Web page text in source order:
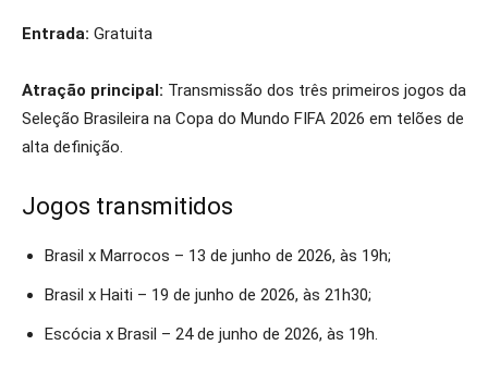
Entrada: Gratuita
Atração principal: Transmissão dos três primeiros jogos da
Seleção Brasileira na Copa do Mundo FIFA 2026 em telões de
alta definição.
Jogos transmitidos
Brasil x Marrocos – 13 de junho de 2026, às 19h;
Brasil x Haiti – 19 de junho de 2026, às 21h30;
Escócia x Brasil – 24 de junho de 2026, às 19h.